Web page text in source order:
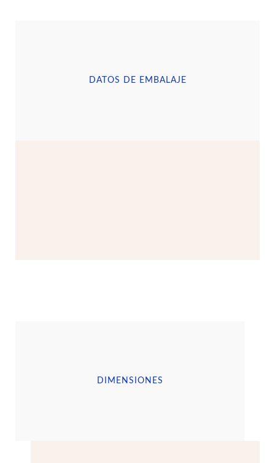
DATOS DE EMBALAJE
DIMENSIONES